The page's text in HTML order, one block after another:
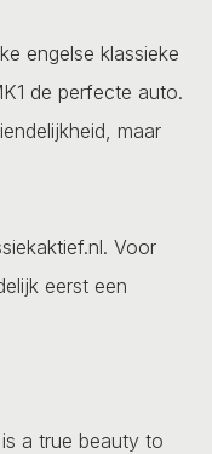
engelse klassieke
de perfecte auto.
maar
Voor
eerst een
a true beauty to